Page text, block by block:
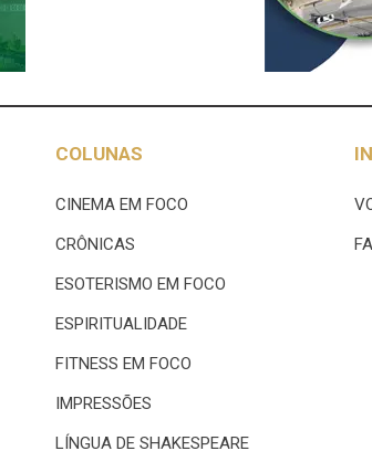
COLUNAS
CINEMA EM FOCO
CRÔNICAS
ESOTERISMO EM FOCO
ESPIRITUALIDADE
FITNESS EM FOCO
IMPRESSÕES
LÍNGUA DE SHAKESPEARE